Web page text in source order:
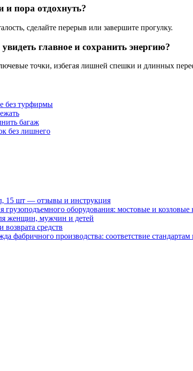
и пора отдохнуть?
сделайте перерыв или завершите прогулку.
главное и сохранить энергию?
точки, избегая лишней спешки и длинных
без турфирмы
багаж
без лишнего
15 шт — отзывы и инструкция
грузоподъемного оборудования: мостовые и
женщин, мужчин и детей
средств
фабричного производства: соответствие стандартам